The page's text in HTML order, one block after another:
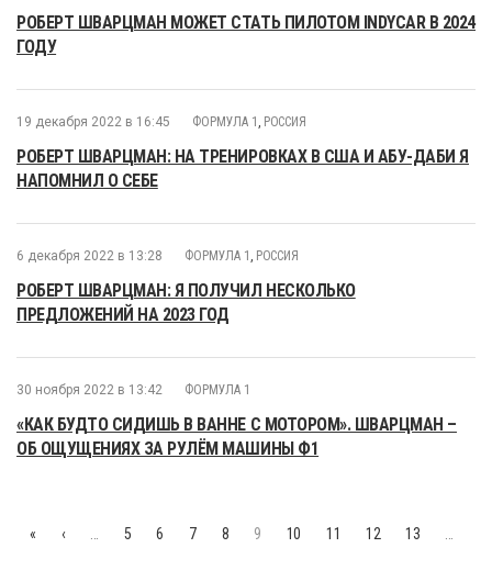
РОБЕРТ ШВАРЦМАН МОЖЕТ СТАТЬ ПИЛОТОМ INDYCAR В 2024
ГОДУ
19 декабря 2022 в 16:45 ФОРМУЛА 1 , РОССИЯ
РОБЕРТ ШВАРЦМАН: НА ТРЕНИРОВКАХ В США И АБУ-ДАБИ Я
НАПОМНИЛ О СЕБЕ
6 декабря 2022 в 13:28 ФОРМУЛА 1 , РОССИЯ
РОБЕРТ ШВАРЦМАН: Я ПОЛУЧИЛ НЕСКОЛЬКО
ПРЕДЛОЖЕНИЙ НА 2023 ГОД
30 ноября 2022 в 13:42 ФОРМУЛА 1
«КАК БУДТО СИДИШЬ В ВАННЕ С МОТОРОМ». ШВАРЦМАН –
ОБ ОЩУЩЕНИЯХ ЗА РУЛЁМ МАШИНЫ Ф1
« ‹ 5 6 7 8 9 10 11 12 13